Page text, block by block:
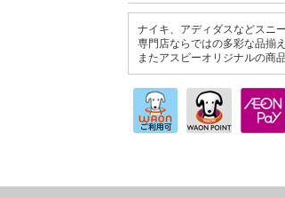
ナイキ、アディダスなどスニ
専門店ならではの多彩な品揃え
またアスビーオリジナルの商